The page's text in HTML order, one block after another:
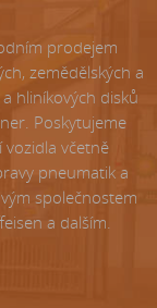
prodejem
zemědělských a
hliníkových disků
Poskytujeme
včetně
pneumatik a
společnostem
a dalším.